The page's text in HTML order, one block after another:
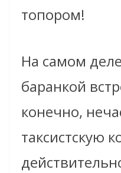
топором!
На самом
баранкой
конечно,
таксистскую